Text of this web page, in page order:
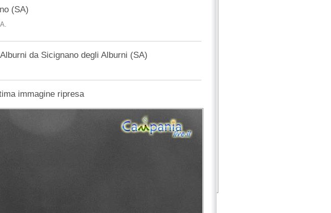
(SA)
da Sicignano degli Alburni (SA)
immagine ripresa